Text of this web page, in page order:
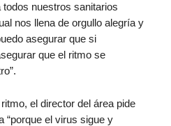
nuestros sanitarios
nos llena de orgullo alegría y
asegurar que si
que el ritmo se
el director del área pide
“porque el virus sigue y